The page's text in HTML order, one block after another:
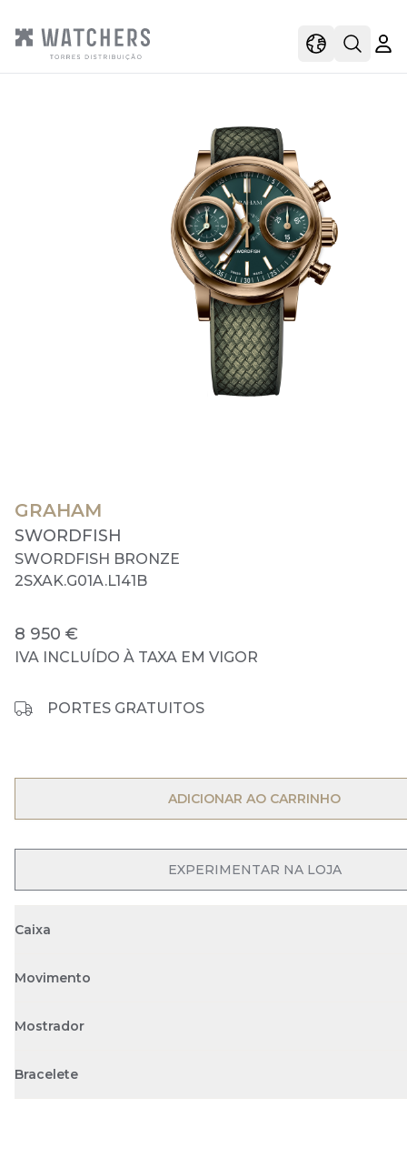
viewOpen
GRAHAM
SWORDFISH
SWORDFISH BRONZE
2SXAK.G01A.L141B
8 950 €
IVA INCLUÍDO À TAXA EM VIGOR
PORTES GRATUITOS
OPEN MENU
ADICIONAR AO CARRINHO
OPEN MENU
EXPERIMENTAR NA LOJA
Caixa
Movimento
Mostrador
Bracelete